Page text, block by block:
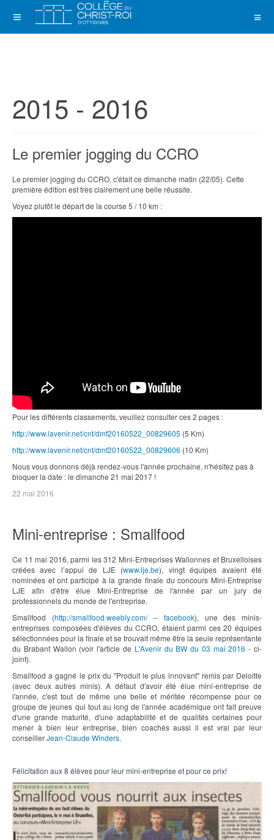
2015 - 2016
Le premier jogging du CCRO
Le premier jogging du CCRO, c'était ce dimanche matin (22/05). Cette
première édition est très clairement une belle réussite.
Voyez plutôt le départ de la course 5 / 10 km :
Pour les différents classements, veuillez consulter ces 2 pages :
http://www.lavenir.net/cnt/dmf20160522_00829605 (5 Km)
http://www.lavenir.net/cnt/dmf20160522_00829606 (10 Km)
Nous vous donnons déjà rendez-vous l'année prochaine, n'hésitez pas à
bloquer la date : le dimanche 21 mai 2017 !
22 mai 2016
Mini-entreprise : Smallfood
Ce 11 mai 2016, parmi les 312 Mini-Entreprises Wallonnes et Bruxelloises
créées avec l’appui de LJE (www.lje.be), vingt équipes avaient été
nominées et ont participé à la grande finale du concours Mini-Entreprise
LJE afin d'être élue Mini-Entreprise de l'année par un jury de
professionnels du monde de l'entreprise.
Smallfood (http://smallfood.weebly.com/--facebook), une des minis-
entreprises composées d'élèves du CCRO, étaient parmi ces 20 équipes
sélectionnées pour la finale et se trouvait même être la seule représentante
du Brabant Wallon (voir l'article de L'Avenir du BW du 03 mai 2016 - ci-
joint).
Smallfood a gagné le prix du "Produit le plus innovant" remis par Deloitte
(avec deux autres minis). A défaut d'avoir été élue mini-entreprise de
l'année, c'est tout de même une belle et méritée récompense pour ce
groupe de jeunes qui tout au long de l'année académique ont fait preuve
d'une grande maturité, d'une adaptabilité et de qualités certaines pour
mener à bien leur entreprise, bien coachés aussi il est vrai par leur
conseillerJean-Claude Winders.
Félicitation aux 8 élèves pour leur mini-entreprise et pour ce prix!